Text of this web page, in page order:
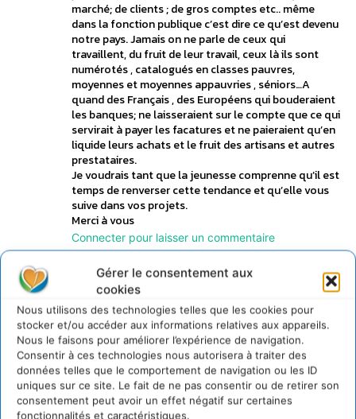
Gérer le consentement aux
cookies
Nous utilisons des technologies telles que les cookies pour
stocker et/ou accéder aux informations relatives aux appareils.
Nous le faisons pour améliorer l’expérience de navigation.
Consentir à ces technologies nous autorisera à traiter des
données telles que le comportement de navigation ou les ID
uniques sur ce site. Le fait de ne pas consentir ou de retirer son
consentement peut avoir un effet négatif sur certaines
fonctionnalités et caractéristiques.
marché; de clients ; de gros comptes etc.. même
dans la fonction publique c’est dire ce qu’est devenu
notre pays. Jamais on ne parle de ceux qui
travaillent, du fruit de leur travail, ceux là ils sont
numérotés , catalogués en classes pauvres,
moyennes et moyennes appauvries , séniors…A
quand des Français , des Européens qui bouderaient
les banques; ne laisseraient sur le compte que ce qui
servirait à payer les facatures et ne paieraient qu’en
liquide leurs achats et le fruit des artisans et autres
prestataires.
Je voudrais tant que la jeunesse comprenne qu’il est
temps de renverser cette tendance et qu’elle vous
suive dans vos projets.
Merci à vous
Connecter pour laisser un commentaire
Sylvine D'Halluin
Les fruits de ma colère : un plaidoyer de Pierre
Priolet pour le monde paysan
Bonjour Monsieur,
Je vous ai regardé hier sur la 3, Bravo !
Vous avez les mots justes, il est rare d’entendre
quelqu’un avoir pour nous consommateurs, pour
vous agriculteurs et exploitants des idées aussi